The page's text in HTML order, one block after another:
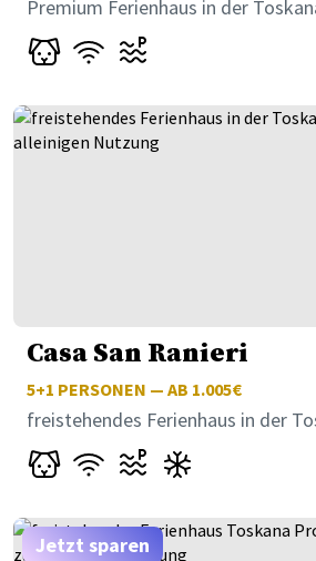
Premium Ferienhaus in der
Casa San Ranieri
5+1 PERSONEN — AB 1.005€
freistehendes Ferienhaus in der
Jetzt sparen